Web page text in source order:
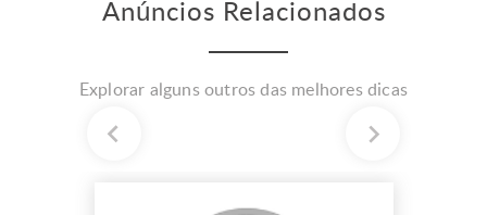
Anúncios Relacionados
Explorar alguns outros das melhores dicas